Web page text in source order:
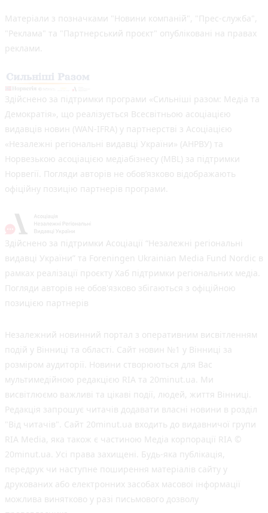
Матеріали з позначками "Новини компаній", "Прес-служба",
"Реклама" та "Партнерський проєкт" опубліковані на правах
реклами.
Здійснено за підтримки програми «Сильніші разом: Медіа та
Демократія», що реалізується Всесвітньою асоціацією
видавців новин (WAN-IFRA) у партнерстві з Асоціацією
«Незалежні регіональні видавці України» (АНРВУ) та
Норвезькою асоціацією медіабізнесу (MBL) за підтримки
Норвегії. Погляди авторів не обов’язково відображають
офіційну позицію партнерів програми.
Здійснено за підтримки Асоціації “Незалежні регіональні
видавці України” та Foreningen Ukrainian Media Fund Nordic в
рамках реалізації проєкту Хаб підтримки регіональних медіа.
Погляди авторів не обов'язково збігаються з офіційною
позицією партнерів
Незалежний новинний портал з оперативним висвітленням
подій у Вінниці та області. Сайт новин №1 у Вінниці за
розміром аудиторії. Новини створюються для Вас
мультимедійною редакцією RIA та 20minut.ua. Ми
висвітлюємо важливі та цікаві події, людей, життя Вінниці.
Редакція запрошує читачів додавати власні новини в розділ
"Від читачів". Сайт 20minut.ua входить до видавничої групи
RIA Media, яка також є частиною Медіа корпорації RIA ©
20minut.ua. Усі права захищені. Будь-яка публiкацiя,
передрук чи наступне поширення матеріалів сайту у
друкованих або електронних засобах масової інформації
можлива винятково у разі письмового дозволу